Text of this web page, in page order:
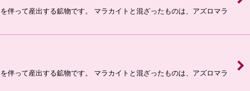
って産出する鉱物です。 マラカイトと混ざったものは、アズロマラ
って産出する鉱物です。 マラカイトと混ざったものは、アズロマラ